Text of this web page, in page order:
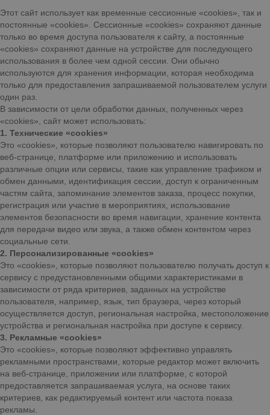
Этот сайт использует как временные сессионные «cookies», так и
постоянные «cookies». Сессионные «cookies» сохраняют данные
только во время доступа пользователя к сайту, а постоянные
«cookies» сохраняют данные на устройстве для последующего
использования в более чем одной сессии. Они обычно
используются для хранения информации, которая необходима
только для предоставления запрашиваемой пользователем услуги
один раз.
В зависимости от цели обработки данных, полученных через
«cookies», сайт может использовать:
1. Технические «cookies»
Это «cookies», которые позволяют пользователю навигировать по
веб-странице, платформе или приложению и использовать
различные опции или сервисы, такие как управление трафиком и
обмен данными, идентификация сессии, доступ к ограниченным
частям сайта, запоминание элементов заказа, процесс покупки,
регистрация или участие в мероприятиях, использование
элементов безопасности во время навигации, хранение контента
для передачи видео или звука, а также обмен контентом через
социальные сети.
2. Персонализированные «cookies»
Это «cookies», которые позволяют пользователю получать доступ к
сервису с предустановленными общими характеристиками в
зависимости от ряда критериев, заданных на устройстве
пользователя, например, язык, тип браузера, через который
осуществляется доступ, региональная настройка, местоположение
устройства и региональная настройка при доступе к сервису.
3. Рекламные «cookies»
Это «cookies», которые позволяют эффективно управлять
рекламными пространствами, которые редактор может включить
на веб-странице, приложении или платформе, с которой
предоставляется запрашиваемая услуга, на основе таких
критериев, как редактируемый контент или частота показа
рекламы.